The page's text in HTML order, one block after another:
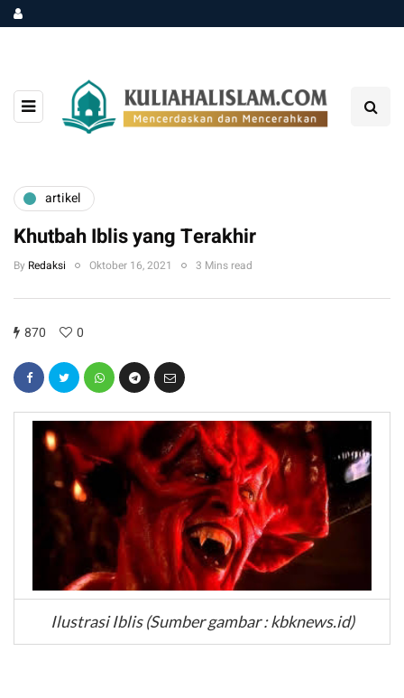
artikel
Khutbah Iblis yang Terakhir
By Redaksi Oktober 16, 2021 3 Mins read
870 0
Ilustrasi Iblis (Sumber gambar : kbknews.id)